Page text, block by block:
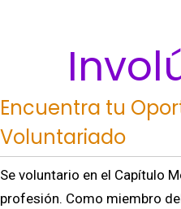
Encuentra tu
Voluntariado
Se voluntario en el Capítulo
profesión. Como miembro